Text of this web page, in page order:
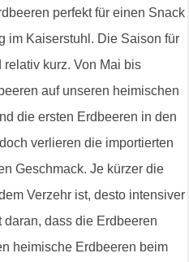
perfekt für einen Snack
im Kaiserstuhl. Die Saison für
kurz. Von Mai bis
auf unseren heimischen
die ersten Erdbeeren in den
verlieren die importierten
Geschmack. Je kürzer die
Verzehr ist, desto intensiver
dass die Erdbeeren
heimische Erdbeeren beim